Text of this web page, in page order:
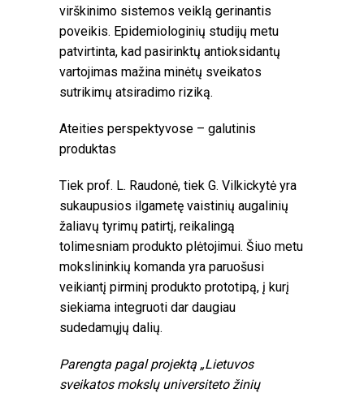
virškinimo sistemos veiklą gerinantis
poveikis. Epidemiologinių studijų metu
patvirtinta, kad pasirinktų antioksidantų
vartojimas mažina minėtų sveikatos
sutrikimų atsiradimo riziką.
Ateities perspektyvose – galutinis
produktas
Tiek prof. L. Raudonė, tiek G. Vilkickytė yra
sukaupusios ilgametę vaistinių augalinių
žaliavų tyrimų patirtį, reikalingą
tolimesniam produkto plėtojimui. Šiuo metu
mokslininkių komanda yra paruošusi
veikiantį pirminį produkto prototipą, į kurį
siekiama integruoti dar daugiau
sudedamųjų dalių.
Parengta pagal projektą „Lietuvos
sveikatos mokslų universiteto žinių